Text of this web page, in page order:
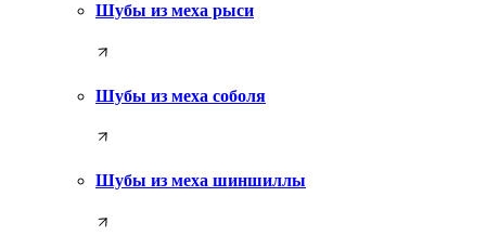
Шубы из меха рыси
Шубы из меха соболя
Шубы из меха шиншиллы